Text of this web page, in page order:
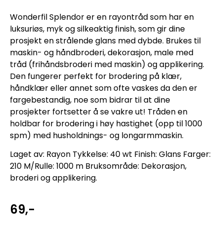
Wonderfil Splendor er en rayontråd som har en
luksuriøs, myk og silkeaktig finish, som gir dine
prosjekt en strålende glans med dybde. Brukes til
maskin- og håndbroderi, dekorasjon, male med
tråd (frihåndsbroderi med maskin) og applikering.
Den fungerer perfekt for brodering på klær,
håndklær eller annet som ofte vaskes da den er
fargebestandig, noe som bidrar til at dine
prosjekter fortsetter å se vakre ut! Tråden en
holdbar for brodering i høy hastighet (opp til 1000
spm) med husholdnings- og longarmmaskin.
Laget av: Rayon Tykkelse: 40 wt Finish: Glans Farger:
210 M/Rulle: 1000 m Bruksområde: Dekorasjon,
broderi og applikering.
69,-